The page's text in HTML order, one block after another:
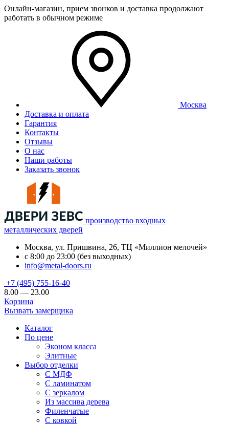
Онлайн-магазин, прием звонков и доставка продолжают
работать в обычном режиме
Москва
Доставка и оплата
Гарантия
Контакты
Отзывы
О нас
Наши работы
Заказать звонок
производство входных
металлических дверей
Москва, ул. Пришвина, 26, ТЦ «Миллион мелочей»
с 8:00 до 23:00 (без выходных)
info@metal-doors.ru
+7 (495) 755-16-40
8.00 — 23.00
Корзина
Вызвать замерщика
Каталог
По цене
Эконом класса
Элитные
Выбор отделки
С МДФ
С ламинатом
С зеркалом
Из массива дерева
Филенчатые
С ковкой